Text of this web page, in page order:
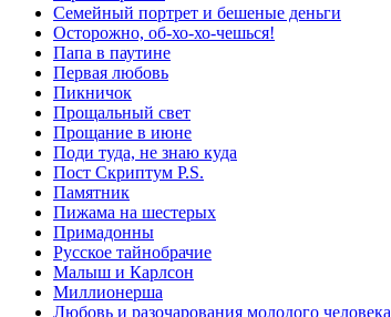
Семейный портрет и бешеные деньги
Осторожно, об-хо-хо-чешься!
Папа в паутине
Первая любовь
Пикничок
Прощальный свет
Прощание в июне
Поди туда, не знаю куда
Пост Скриптум P.S.
Памятник
Пижама на шестерых
Примадонны
Русское тайнобрачие
Малыш и Карлсон
Миллионерша
Любовь и разочарования молодого человека